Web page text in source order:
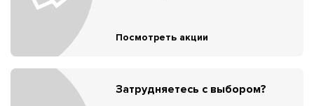
Посмотреть акции
Затрудняетесь с выбором?